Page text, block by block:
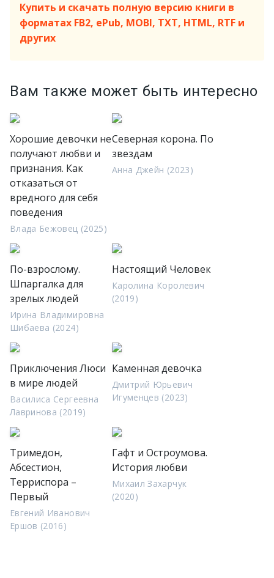
Купить и скачать полную версию книги в
форматах FB2, ePub, MOBI, TXT, HTML, RTF и
других
Вам также может быть интересно
Хорошие девочки не
получают любви и
признания. Как
отказаться от
вредного для себя
поведения
Влада Бежовец (2025)
Северная корона. По
звездам
Анна Джейн (2023)
По-взрослому.
Шпаргалка для
зрелых людей
Ирина Владимировна
Шибаева (2024)
Настоящий Человек
Каролина Королевич
(2019)
Приключения Люси
в мире людей
Василиса Сергеевна
Лавринова (2019)
Каменная девочка
Дмитрий Юрьевич
Игуменцев (2023)
Тримедон,
Абсестион,
Терриспора –
Первый
Евгений Иванович
Ершов (2016)
Гафт и Остроумова.
История любви
Михаил Захарчук
(2020)